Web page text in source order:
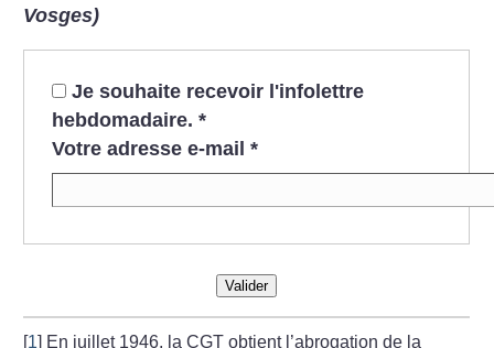
Vosges)
Je souhaite recevoir l'infolettre
hebdomadaire. *
Votre adresse e-mail *
Valider
1 En juillet 1946, la CGT obtient l’abrogation de la